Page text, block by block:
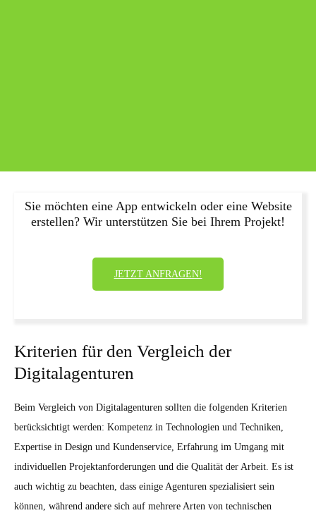
Sie möchten eine App entwickeln oder eine Website
erstellen? Wir unterstützen Sie bei Ihrem Projekt!
JETZT ANFRAGEN!
Kriterien für den Vergleich der
Digitalagenturen
Beim Vergleich von Digitalagenturen sollten die folgenden Kriterien
berücksichtigt werden: Kompetenz in Technologien und Techniken,
Expertise in Design und Kundenservice, Erfahrung im Umgang mit
individuellen Projektanforderungen und die Qualität der Arbeit. Es ist
auch wichtig zu beachten, dass einige Agenturen spezialisiert sein
können, während andere sich auf mehrere Arten von technischen